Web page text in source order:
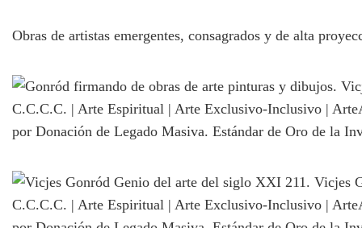
Obras de artistas emergentes, consagrados y de alta